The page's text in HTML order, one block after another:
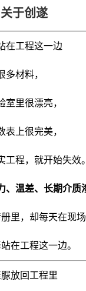
关于创遂
在工程这一边
多材料，
室里很漂亮，
表上很完美，
工程，就开始失效
、温差、长期介质
里，却每天在现
在工程这一边。
放回工程里